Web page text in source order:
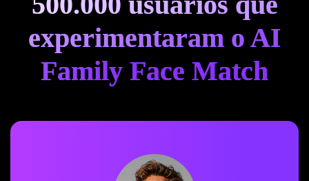
experimentaram o AI
Family Face Match